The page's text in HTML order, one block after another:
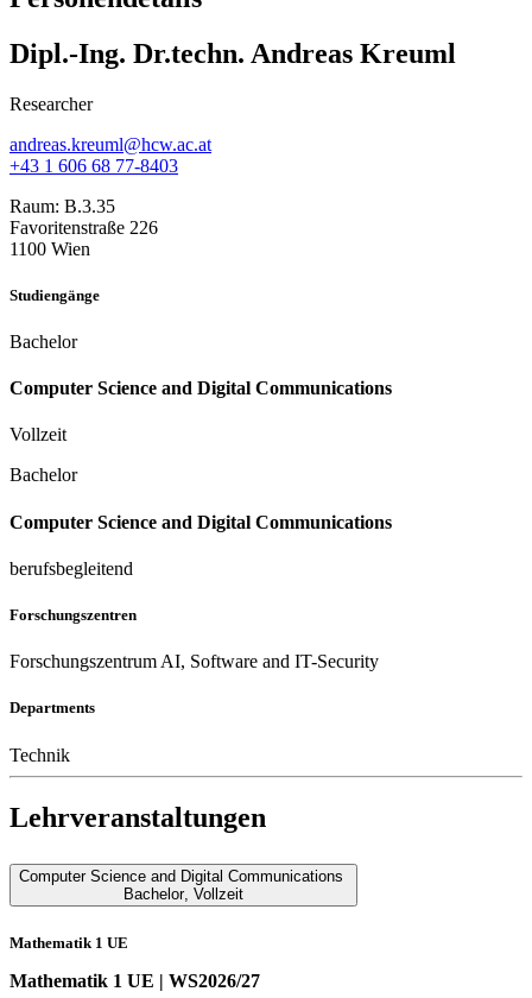
Dipl.-Ing. Dr.techn. Andreas Kreuml
Researcher
andreas.kreuml@hcw.ac.at
+43 1 606 68 77-8403
Raum: B.3.35
Favoritenstraße 226
1100 Wien
Studiengänge
Bachelor
Computer Science and Digital Communications
Vollzeit
Bachelor
Computer Science and Digital Communications
berufsbegleitend
Forschungszentren
Forschungszentrum AI, Software and IT-Security
Departments
Technik
Lehrveranstaltungen
Computer Science and Digital Communications
Bachelor, Vollzeit
Mathematik 1 UE
Mathematik 1 UE | WS2026/27